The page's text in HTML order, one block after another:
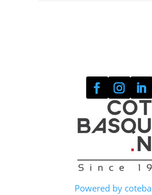
Powered by